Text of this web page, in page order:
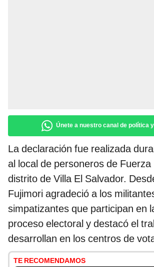
Únete a nuestro canal de política
La declaración fue realizada
al local de personeros de Fuerza
distrito de Villa El Salvador.
Fujimori agradeció a los
simpatizantes que participan en
proceso electoral y destacó el
desarrollan en los centros de
TE RECOMENDAMOS